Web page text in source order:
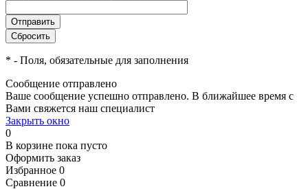
* - Поля, обязательные для заполнения
Сообщение отправлено
Ваше сообщение успешно отправлено. В ближайшее время с
Вами свяжется наш специалист
Закрыть окно
0
В корзине пока пусто
Оформить заказ
Избранное 0
Сравнение 0